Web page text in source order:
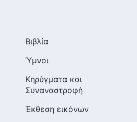
Βιβλία
Ύμνοι
Κηρύγματα και
Συναναστροφή
Έκθεση εικόνων